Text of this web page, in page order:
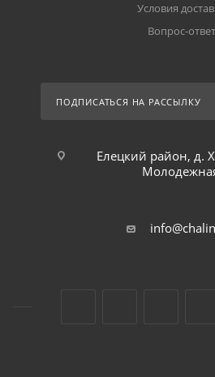
Условия
Вопрос-ответ
ПОДПИСАТЬСЯ НА РАССЫЛКУ
Елецкий район, д.